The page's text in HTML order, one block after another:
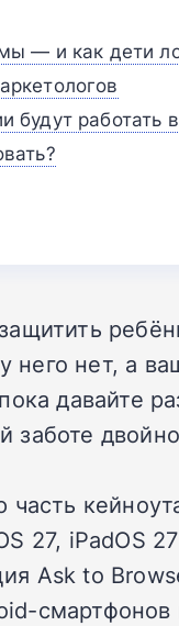
— и как дети
будут работать
него нет, а
давайте
заботе
часть
27, iPadOS
Ask to
смартфонов